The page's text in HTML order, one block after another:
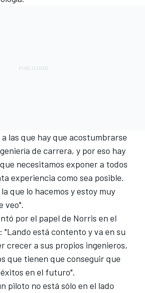
las que hay que acostumbrarse
de carrera, y por eso hay
necesitamos exponer a todos
experiencia como sea posible.
que lo hacemos y estoy muy
veo".
por el papel de Norris en el
"Lando está contento y va en su
crecer a sus propios ingenieros,
que tienen que conseguir que
en el futuro".
piloto no está sólo en el lado